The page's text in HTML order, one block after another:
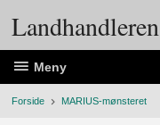
Landhandleren
Meny
Forside MARIUS-mønsteret